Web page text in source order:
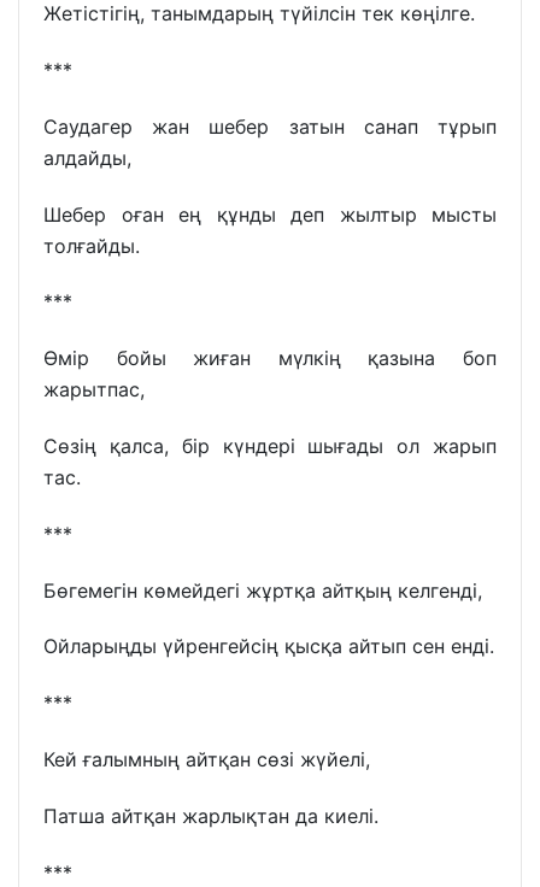
Жетістігің, танымдарың түйілсін тек көңілге.
***
Саудагер жан шебер затын санап тұрып
алдайды,
Шебер оған ең құнды деп жылтыр мысты
толғайды.
***
Өмір бойы жиған мүлкің қазына боп
жарытпас,
Сөзің қалса, бір күндері шығады ол жарып
тас.
***
Бөгемегін көмейдегі жұртқа айтқың келгенді,
Ойларыңды үйренгейсің қысқа айтып сен енді.
***
Кей ғалымның айтқан сөзі жүйелі,
Патша айтқан жарлықтан да киелі.
***